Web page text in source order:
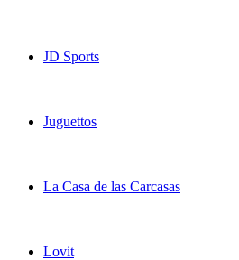
JD Sports
Juguettos
La Casa de las Carcasas
Lovit